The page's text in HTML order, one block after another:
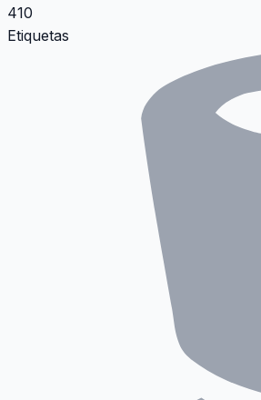
410
Etiquetas